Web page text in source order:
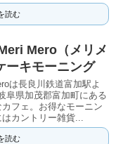
読む
Mero（メリメ
ーキモーニング
は長良川鉄道富加駅よ
阜県加茂郡富加町にある
フェ。お得なモーニン
カントリー雑貨...
読む